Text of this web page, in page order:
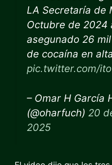
LA Secretaría de
Octubre de 2024
asegunado 26
de cocaína en
pic.twitter.com/
– Omar H García
(@oharfuch) 20
2025